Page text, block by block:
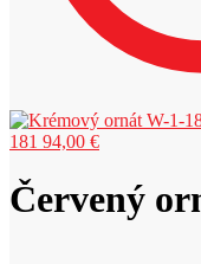
181 94,00 €
Červený